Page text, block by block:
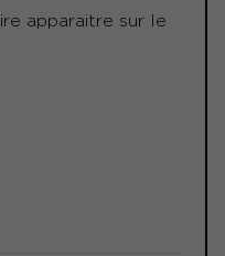
apparaitre sur le